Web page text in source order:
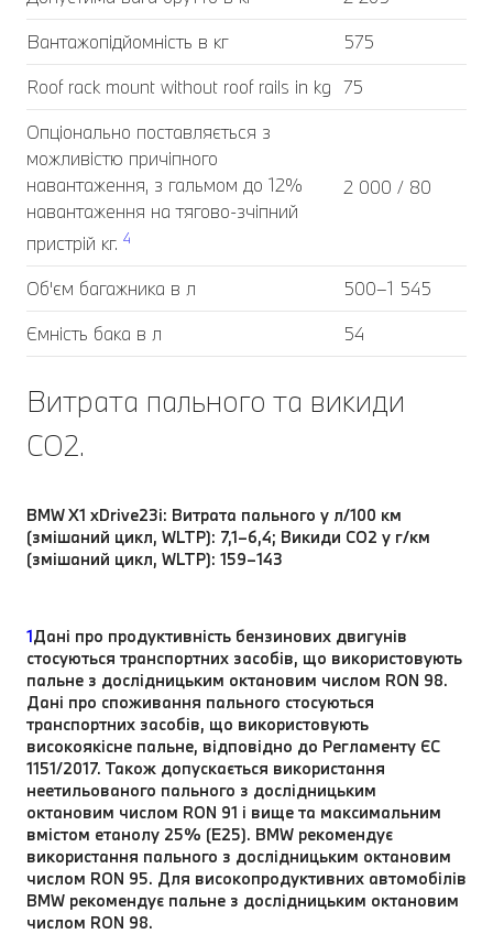
Вантажопідйомність в кг
575
Roof rack mount without roof rails in kg 75
Опціонально поставляється з
можливістю причіпного
навантаження, з гальмом до 12%
навантаження на тягово-зчіпний
пристрій кг. 4
2 000 / 80
Об'єм багажника в л
500–1 545
Ємність бака в л
54
Витрата пального та викиди
CO2.
BMW X1 xDrive23i: Витрата пального у л/100 км
(змішаний цикл, WLTP): 7,1–6,4; Викиди CO2 у г/км
(змішаний цикл, WLTP): 159–143
1Дані про продуктивність бензинових двигунів
стосуються транспортних засобів, що використовують
пальне з дослідницьким октановим числом RON 98.
Дані про споживання пального стосуються
транспортних засобів, що використовують
високоякісне пальне, відповідно до Регламенту ЄС
1151/2017. Також допускається використання
неетильованого пального з дослідницьким
октановим числом RON 91 і вище та максимальним
вмістом етанолу 25% (E25). BMW рекомендує
використання пального з дослідницьким октановим
числом RON 95. Для високопродуктивних автомобілів
BMW рекомендує пальне з дослідницьким октановим
числом RON 98.